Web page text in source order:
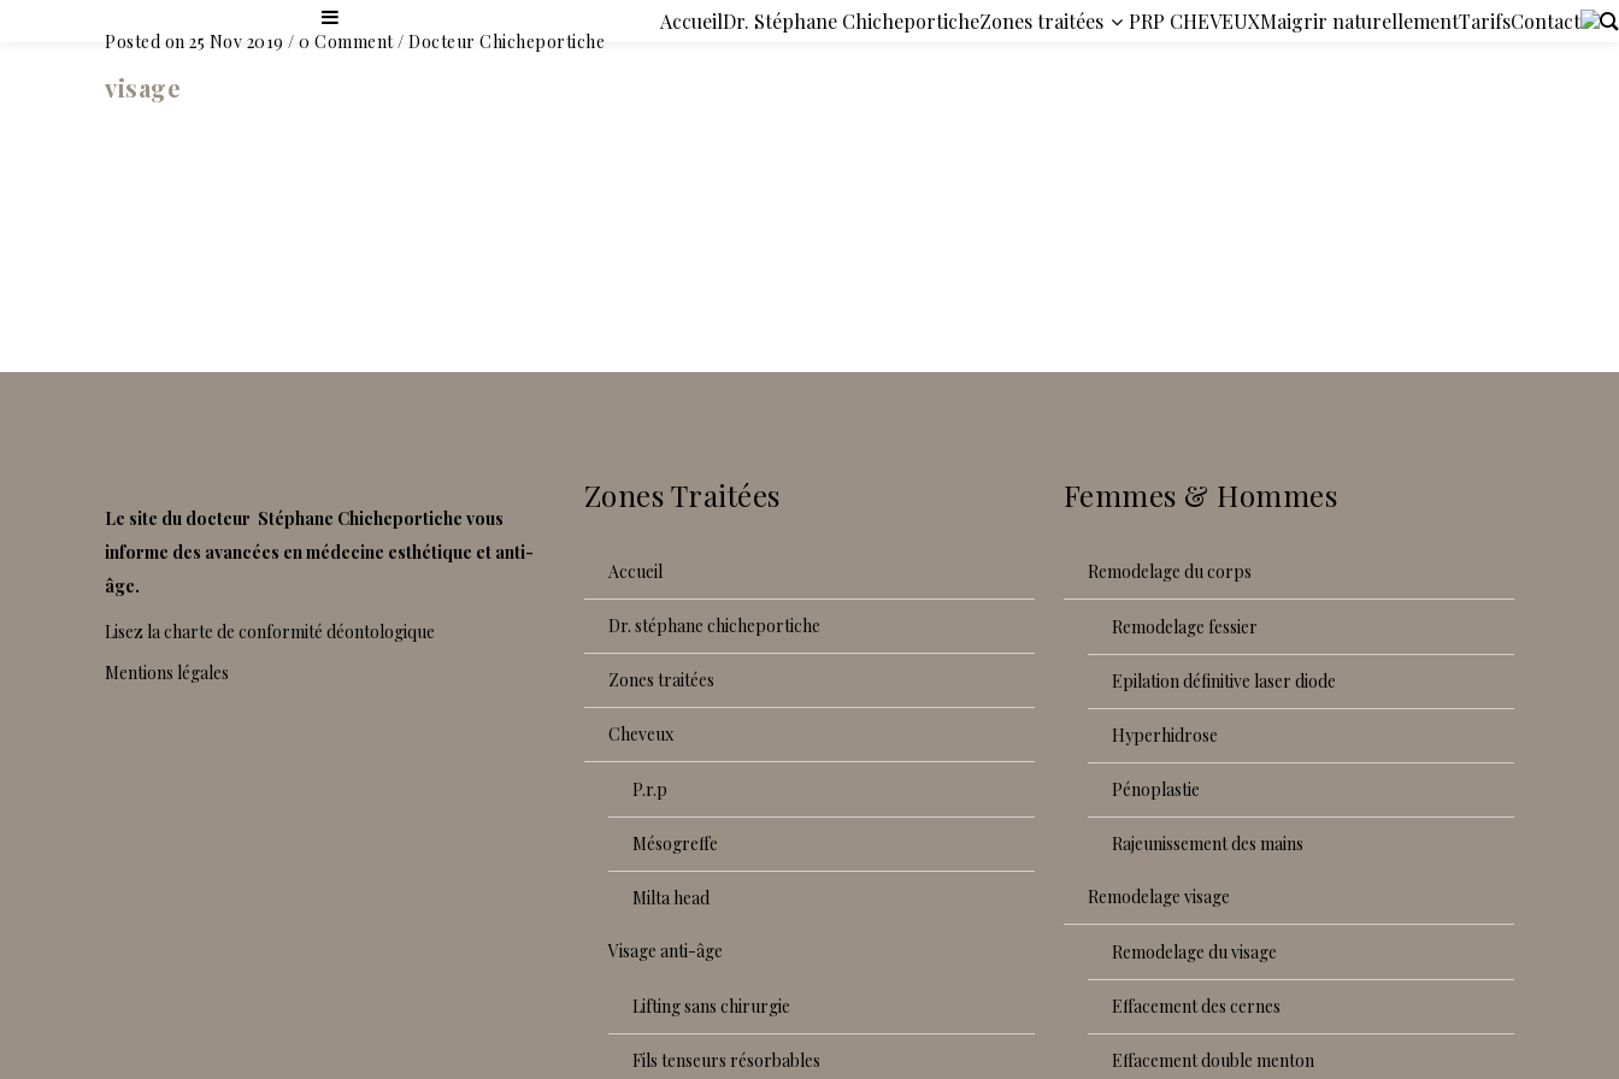
AccueilDr. Stéphane ChicheporticheZones traitées PRP CHEVEUXMaigrir naturellementTarifsContact
Posted on 25 Nov 2019 / 0 Comment/ Docteur Chicheportiche
visage
Le site du docteur Stéphane Chicheportiche vous
informe des avancées en médecine esthétique et anti-
âge.
Lisez la charte de conformité déontologique
Mentions légales
Zones Traitées
accueil
dr. stéphane chicheportiche
zones traitées
cheveux
p.r.p
mésogreffe
milta head
visage anti-âge
lifting sans chirurgie
fils tenseurs résorbables
Femmes & Hommes
remodelage du corps
remodelage fessier
epilation définitive laser diode
hyperhidrose
pénoplastie
rajeunissement des mains
remodelage visage
remodelage du visage
effacement des cernes
effacement double menton